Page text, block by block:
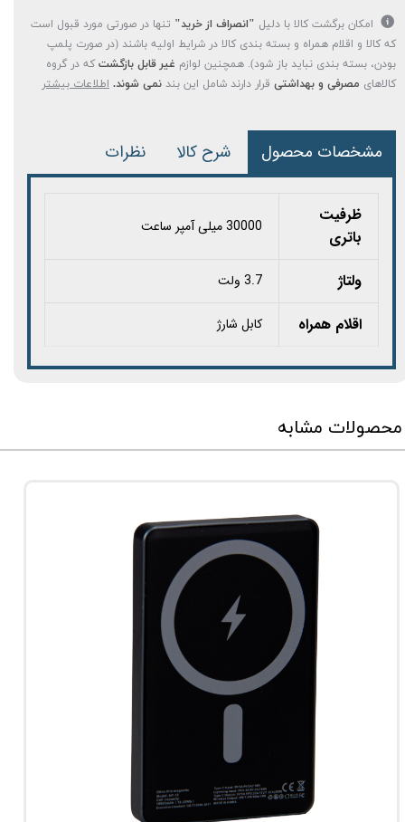
امکان برگشت کالا با دلیل "انصراف از خرید" تنها در صورتی مورد قبول است
که کالا و اقلام همراه و بسته بندی کالا در شرایط اولیه باشند (در صورت پلمپ
بودن، بسته بندی نباید باز شود). همچنین لوازم غیر قابل بازگشت که در گروه
کالاهای مصرفی و بهداشتی قرار دارند شامل این بند نمی شوند. اطلاعات بیشتر
مشخصات محصول شرح کالا نظرات
ظرفیت
باتری
30000 میلی آمپر ساعت
ولتاژ 3.7 ولت
اقلام همراه کابل شارژ
محصولات مشابه